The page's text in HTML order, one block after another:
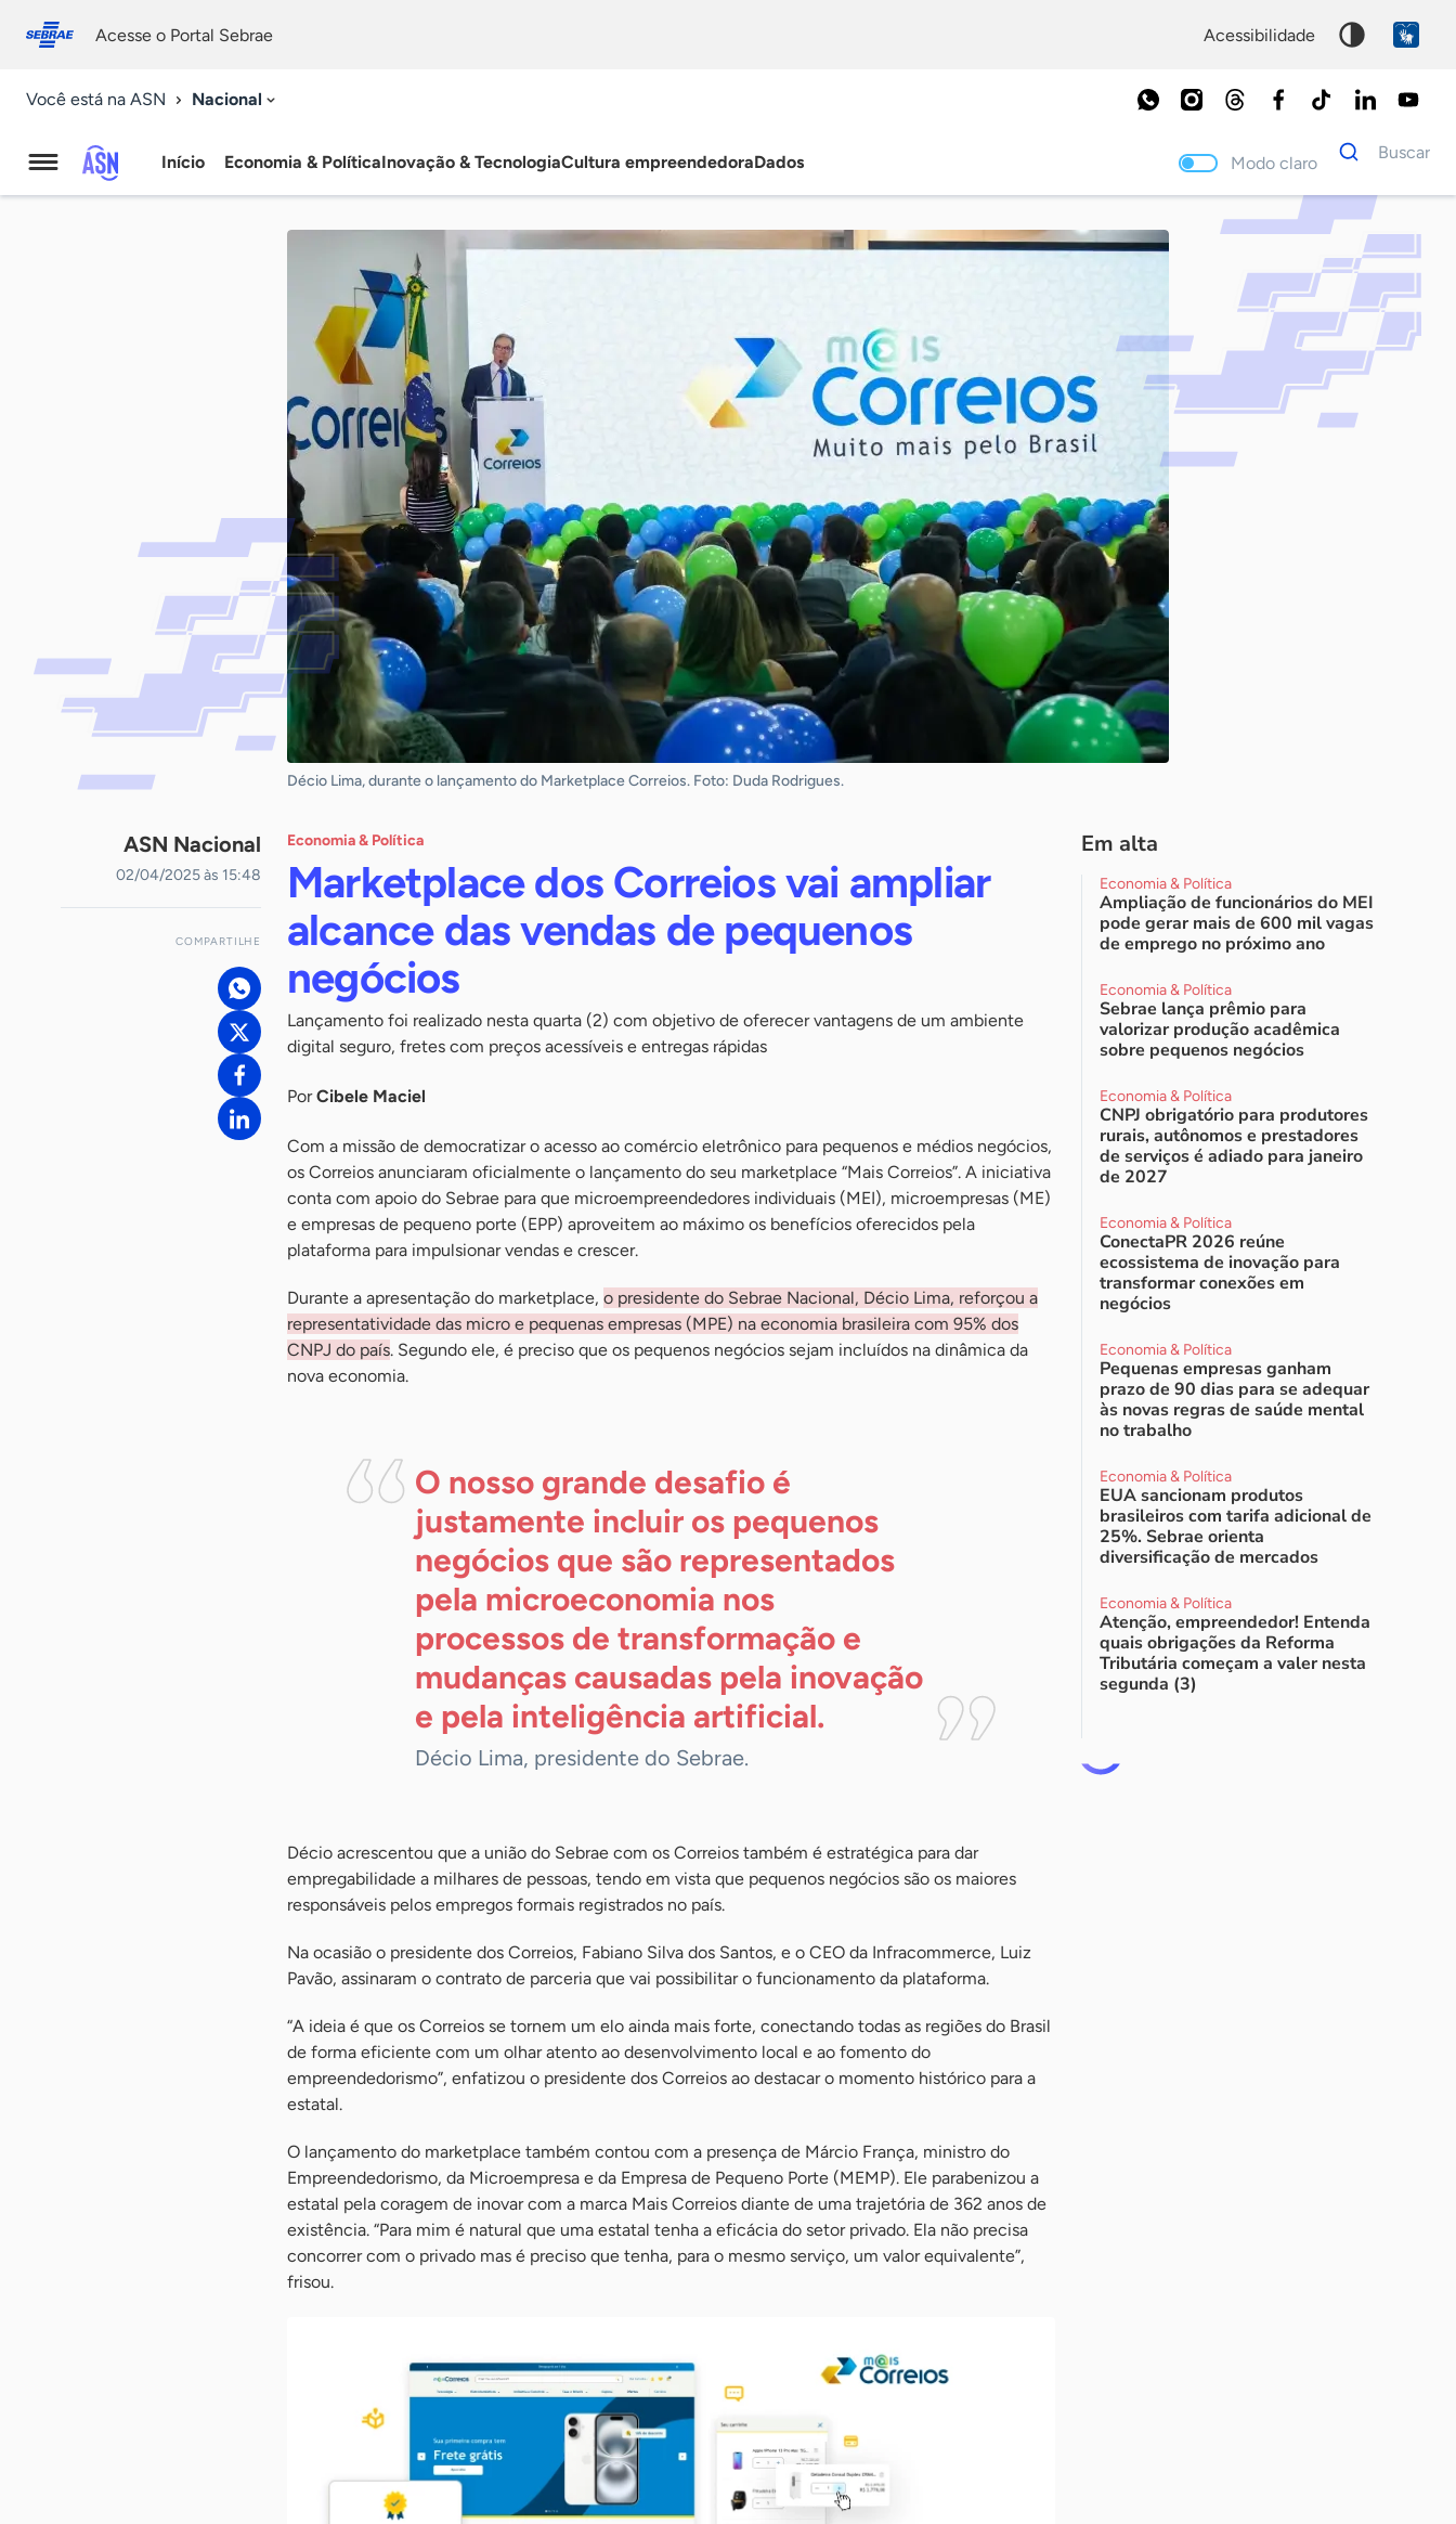
conosco
Acesse o Portal Sebrae acessibilidade
Você está na ASN Nacional
Agência
Início Economia & PolíticaInovação & TecnologiaCultura empreendedoraDados Modo claro
Dados
para
Buscar
Palavra
chave
Décio Lima, durante o lançamento do Marketplace Correios. Foto: Duda Rodrigues.
ASN Nacional
02/04/2025 às 15:48
COMPARTILHE
Economia & Política
Marketplace dos Correios vai ampliar
alcance das vendas de pequenos
negócios
Lançamento foi realizado nesta quarta (2) com objetivo de oferecer vantagens de um ambiente
digital seguro, fretes com preços acessíveis e entregas rápidas
PorCibele Maciel
Com a missão de democratizar o acesso ao comércio eletrônico para pequenos e médios negócios,
os Correios anunciaram oficialmente o lançamento do seu marketplace “Mais Correios”. A iniciativa
conta com apoio do Sebrae para que microempreendedores individuais (MEI), microempresas (ME)
e empresas de pequeno porte (EPP) aproveitem ao máximo os benefícios oferecidos pela
plataforma para impulsionar vendas e crescer.
Durante a apresentação do marketplace, o presidente do Sebrae Nacional, Décio Lima, reforçou a
representatividade das micro e pequenas empresas (MPE) na economia brasileira com 95% dos
CNPJ do país. Segundo ele, é preciso que os pequenos negócios sejam incluídos na dinâmica da
nova economia.
O nosso grande desafio é
justamente incluir os pequenos
negócios que são representados
pela microeconomia nos
processos de transformação e
mudanças causadas pela inovação
e pela inteligência artificial.
Décio Lima, presidente do Sebrae.
Décio acrescentou que a união do Sebrae com os Correios também é estratégica para dar
empregabilidade a milhares de pessoas, tendo em vista que pequenos negócios são os maiores
responsáveis pelos empregos formais registrados no país.
Na ocasião o presidente dos Correios, Fabiano Silva dos Santos, e o CEO da Infracommerce, Luiz
Pavão, assinaram o contrato de parceria que vai possibilitar o funcionamento da plataforma.
“A ideia é que os Correios se tornem um elo ainda mais forte, conectando todas as regiões do Brasil
de forma eficiente com um olhar atento ao desenvolvimento local e ao fomento do
empreendedorismo”, enfatizou o presidente dos Correios ao destacar o momento histórico para a
estatal.
O lançamento do marketplace também contou com a presença de Márcio França, ministro do
Empreendedorismo, da Microempresa e da Empresa de Pequeno Porte (MEMP). Ele parabenizou a
estatal pela coragem de inovar com a marca Mais Correios diante de uma trajetória de 362 anos de
existência. “Para mim é natural que uma estatal tenha a eficácia do setor privado. Ela não precisa
concorrer com o privado mas é preciso que tenha, para o mesmo serviço, um valor equivalente”,
frisou.
Em alta
Economia & Política
Ampliação de funcionários do MEI
pode gerar mais de 600 mil vagas
de emprego no próximo ano
Economia & Política
Sebrae lança prêmio para
valorizar produção acadêmica
sobre pequenos negócios
Economia & Política
CNPJ obrigatório para produtores
rurais, autônomos e prestadores
de serviços é adiado para janeiro
de 2027
Economia & Política
ConectaPR 2026 reúne
ecossistema de inovação para
transformar conexões em
negócios
Economia & Política
Pequenas empresas ganham
prazo de 90 dias para se adequar
às novas regras de saúde mental
no trabalho
Economia & Política
EUA sancionam produtos
brasileiros com tarifa adicional de
25%. Sebrae orienta
diversificação de mercados
Economia & Política
Atenção, empreendedor! Entenda
quais obrigações da Reforma
Tributária começam a valer nesta
segunda (3)